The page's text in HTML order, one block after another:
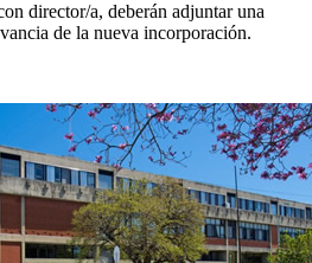
director/a, deberán adjuntar una
de la nueva incorporación.